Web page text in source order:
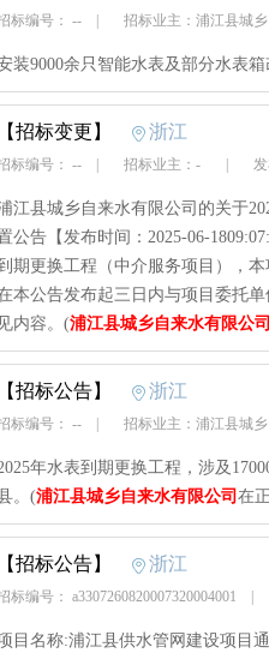
标编号： -- 招标业主：浦江县城
装9000余只智能水表及部分水表
【招标变更】 浙江
标编号： -- 招标业主：- 发
江县城乡自来水有限公司的关于
公告【发布时间：2025-06-
期更换工程（中介服务项目），
本公告发布起三日内与项目委托
见内容。(浦江县城乡自来水有限公
【招标公告】 浙江
标编号： -- 招标业主：浦江县城
年水表到期更换工程，涉及
。(浦江县城乡自来水有限公司 在
【招标公告】 浙江
标编号： a3307260820007320004001
目名称:浦江县供水管网建设项目